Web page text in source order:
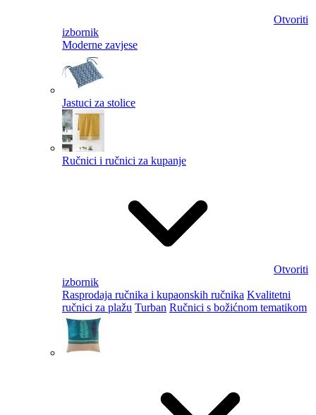
Otvoriti
izbornik
Moderne zavjese
Jastuci za stolice
Ručnici i ručnici za kupanje
Otvoriti
izbornik
Rasprodaja ručnika i kupaonskih ručnika Kvalitetni
ručnici za plažu Turban Ručnici s božićnom tematikom